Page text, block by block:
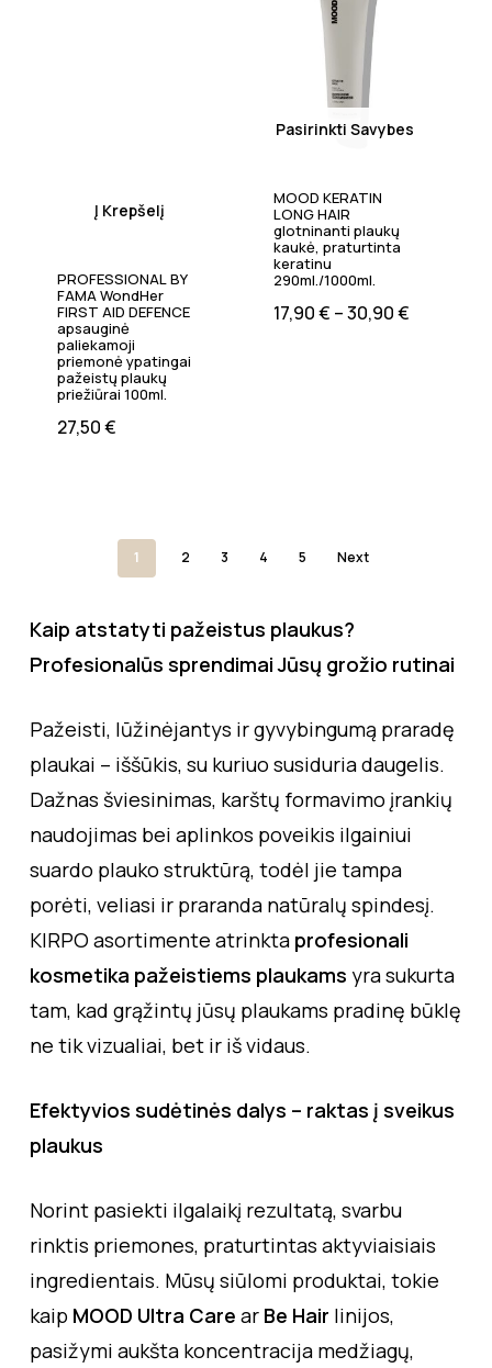
Į Krepšelį
PROFESSIONAL BY
FAMA WondHer
FIRST AID DEFENCE
apsauginė
paliekamoji
priemonė ypatingai
pažeistų plaukų
priežiūrai 100ml.
27,50€
Pasirinkti Savybes
MOOD KERATIN
LONG HAIR
glotninanti plaukų
kaukė, praturtinta
keratinu
290ml./1000ml.
17,90€ –30,90€
1 2 3 4 5 Next
Kaip atstatyti pažeistus plaukus?
Profesionalūs sprendimai Jūsų grožio rutinai
Pažeisti, lūžinėjantys ir gyvybingumą praradę
plaukai – iššūkis, su kuriuo susiduria daugelis.
Dažnas šviesinimas, karštų formavimo įrankių
naudojimas bei aplinkos poveikis ilgainiui
suardo plauko struktūrą, todėl jie tampa
porėti, veliasi ir praranda natūralų spindesį.
KIRPO asortimente atrinkta profesionali
kosmetika pažeistiems plaukams yra sukurta
tam, kad grąžintų jūsų plaukams pradinę būklę
ne tik vizualiai, bet ir iš vidaus.
Efektyvios sudėtinės dalys – raktas į sveikus
plaukus
Norint pasiekti ilgalaikį rezultatą, svarbu
rinktis priemones, praturtintas aktyviaisiais
ingredientais. Mūsų siūlomi produktai, tokie
kaip MOOD Ultra Care ar Be Hair linijos,
pasižymi aukšta koncentracija medžiagų,